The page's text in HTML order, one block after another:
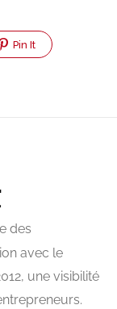
Pin It
des
avec le
une visibilité